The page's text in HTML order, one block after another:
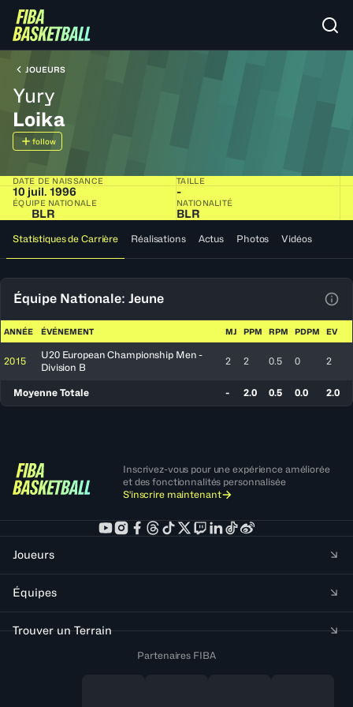
JOUEURS
Yury
Loika
follow
DATE DE NAISSANCE
10 juil. 1996
TAILLE
-
ÉQUIPE NATIONALE
BLR
NATIONALITÉ
BLR
Statistiques de Carrière Réalisations Actus Photos Vidéos
Équipe Nationale: Jeune
ANNÉE ÉVÉNEMENT MJ PPM RPM PDPM EV
2015
U20 European Championship Men -
Division B
2 2 0.5 0 2
Moyenne Totale - 2.0 0.5 0.0 2.0
Inscrivez-vous pour une expérience améliorée
et des fonctionnalités personnalisée
S'inscrire maintenant
Joueurs
Équipes
Trouver un Terrain
Partenaires FIBA